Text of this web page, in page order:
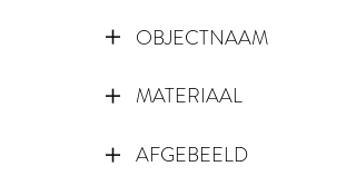
OBJECTNAAM
MATERIAAL
AFGEBEELD